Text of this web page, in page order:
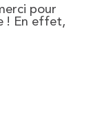
pour
! En effet,